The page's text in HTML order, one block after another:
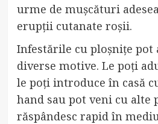
urme de mușcături
erupții cutanate roșii.
Infestările cu ploșnițe pot
diverse motive. Le poți
le poți introduce în casă
hand sau pot veni cu alte
răspândesc rapid în